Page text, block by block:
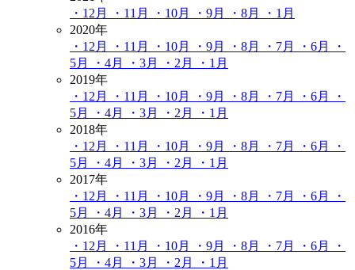
・12月
・11月 ・10月 ・9月 ・8月
・1月
2020年
・12月
・11月 ・10月 ・9月 ・8月 ・7月 ・6月
・
5月
・4月 ・3月 ・2月
・1月
2019年
・12月
・11月 ・10月 ・9月 ・8月 ・7月 ・6月
・
5月
・4月 ・3月 ・2月
・1月
2018年
・12月
・11月 ・10月 ・9月 ・8月 ・7月 ・6月
・
5月
・4月 ・3月 ・2月
・1月
2017年
・12月
・11月 ・10月 ・9月 ・8月 ・7月 ・6月
・
5月
・4月 ・3月 ・2月
・1月
2016年
・12月
・11月 ・10月 ・9月 ・8月 ・7月 ・6月
・
5月
・4月 ・3月 ・2月
・1月